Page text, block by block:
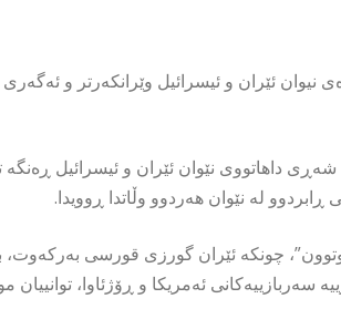
ئێران و ئیسرائیل وێرانکەرتر و
داهاتووی نێوان ئێران و ئیسرائیل ڕەنگە
چونکە ئێران گورزی قورسی بەرکەوت،
ئەمریکا و ڕۆژئاوا، توانییان